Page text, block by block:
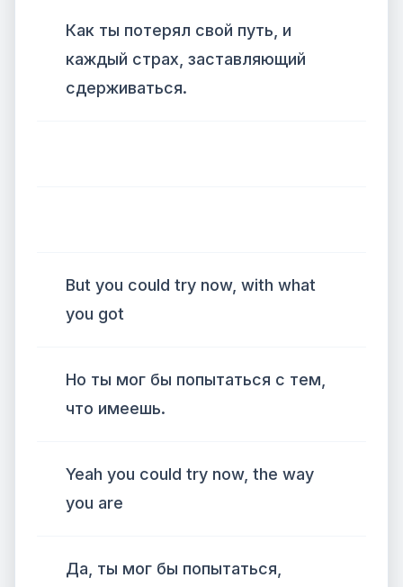
Как ты потерял свой путь, и
каждый страх, заставляющий
сдерживаться.
But you could try now, with what
you got
Но ты мог бы попытаться с тем,
что имеешь.
Yeah you could try now, the way
you are
Да, ты мог бы попытаться,